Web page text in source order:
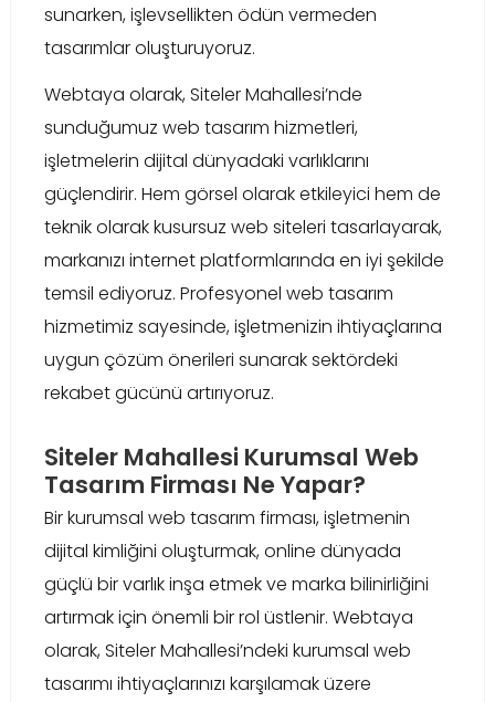
sunarken, işlevsellikten ödün vermeden
tasarımlar oluşturuyoruz.
Webtaya olarak, Siteler Mahallesi’nde
sunduğumuz web tasarım hizmetleri,
işletmelerin dijital dünyadaki varlıklarını
güçlendirir. Hem görsel olarak etkileyici hem de
teknik olarak kusursuz web siteleri tasarlayarak,
markanızı internet platformlarında en iyi şekilde
temsil ediyoruz. Profesyonel web tasarım
hizmetimiz sayesinde, işletmenizin ihtiyaçlarına
uygun çözüm önerileri sunarak sektördeki
rekabet gücünü artırıyoruz.
Siteler Mahallesi Kurumsal Web
Tasarım Firması Ne Yapar?
Bir kurumsal web tasarım firması, işletmenin
dijital kimliğini oluşturmak, online dünyada
güçlü bir varlık inşa etmek ve marka bilinirliğini
artırmak için önemli bir rol üstlenir. Webtaya
olarak, Siteler Mahallesi’ndeki kurumsal web
tasarımı ihtiyaçlarınızı karşılamak üzere